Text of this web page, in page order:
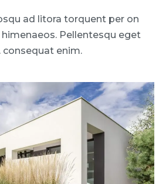
ad litora torquent per on
Pellentesqu eget
consequat enim.